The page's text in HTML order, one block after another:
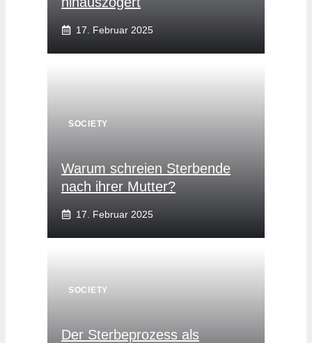
17. Februar 2025
SOCIETY
Warum schreien Sterbende
nach ihrer Mutter?
17. Februar 2025
SOCIETY
Der Sterbeprozess als